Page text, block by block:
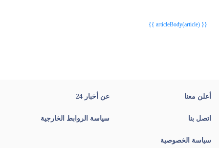
{{ articleBody(article) }}
أعلن معنا عن أخبار 24
اتصل بنا سياسة الروابط الخارجية
سياسة الخصوصية